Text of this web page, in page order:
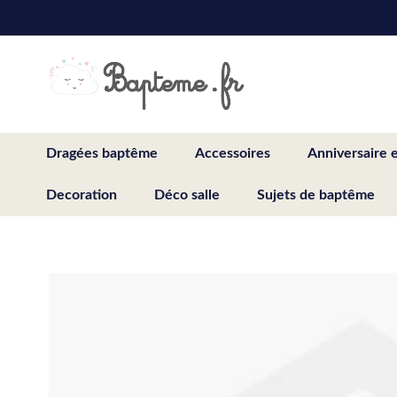
to
Dragées baptême Accessoires Anniversaire
Decoration Déco salle Sujets de baptême